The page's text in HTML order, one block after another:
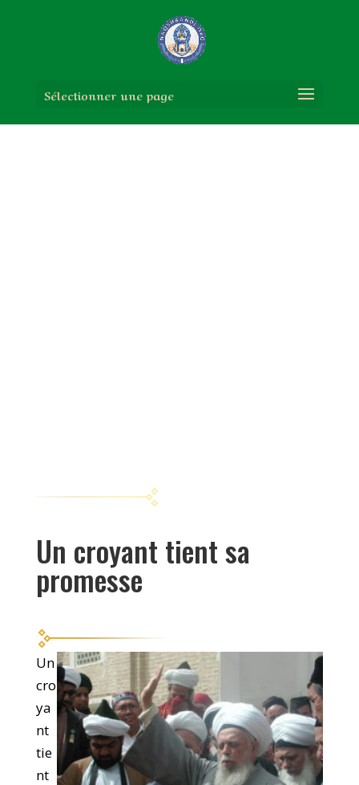
Sélectionner une page
Un croyant tient sa
promesse
Un
cro
ya
nt
tie
nt